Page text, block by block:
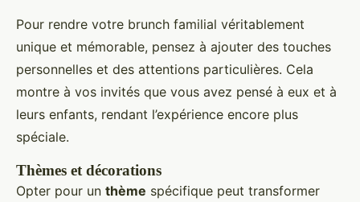
Pour rendre votre brunch familial véritablement
unique et mémorable, pensez à ajouter des touches
personnelles et des attentions particulières. Cela
montre à vos invités que vous avez pensé à eux et à
leurs enfants, rendant l’expérience encore plus
spéciale.
Thèmes et décorations
Opter pour un thème spécifique peut transformer